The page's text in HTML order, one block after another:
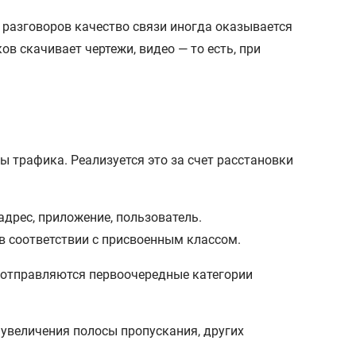
качество связи иногда оказывается
скачивает чертежи, видео — то есть, при
Реализуется это за счет расстановки
приложение, пользователь.
с присвоенным классом.
первоочередные категории
полосы пропускания, других